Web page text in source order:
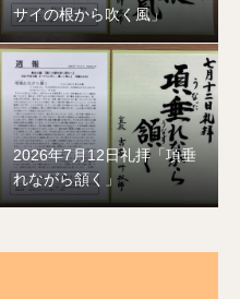
サイの根から吹く風」
2026年7月12日礼拝「項垂
れながら頷く」